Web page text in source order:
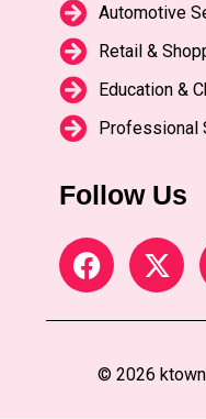
Automotive
Retail &
Education &
Professional
Follow Us
© 2026